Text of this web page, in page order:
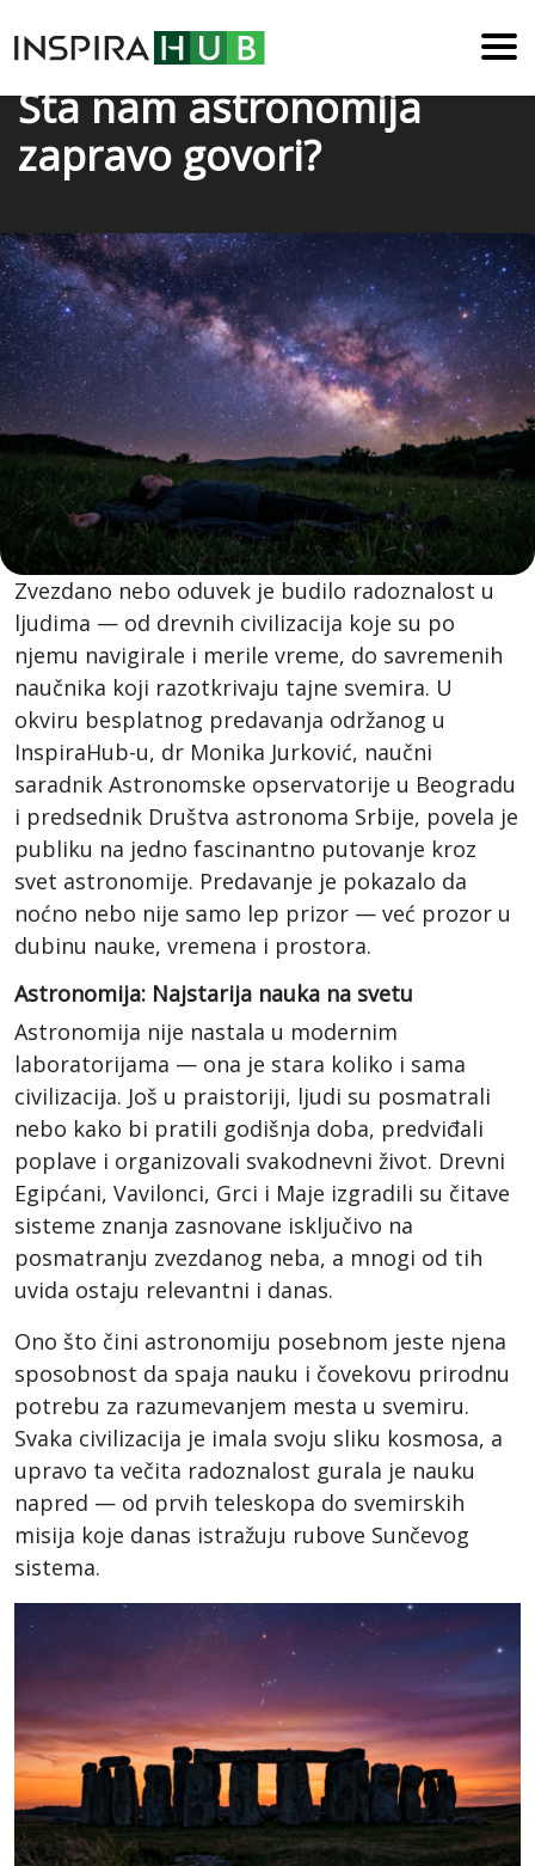
Noćno nebo iznad nas:
Šta nam astronomija
zapravo govori?
Zvezdano nebo oduvek je budilo radoznalost u
ljudima — od drevnih civilizacija koje su po
njemu navigirale i merile vreme, do savremenih
naučnika koji razotkrivaju tajne svemira. U
okviru besplatnog predavanja održanog u
InspiraHub-u, dr Monika Jurković, naučni
saradnik Astronomske opservatorije u Beogradu
i predsednik Društva astronoma Srbije, povela je
publiku na jedno fascinantno putovanje kroz
svet astronomije. Predavanje je pokazalo da
noćno nebo nije samo lep prizor — već prozor u
dubinu nauke, vremena i prostora.
Astronomija: Najstarija nauka na svetu
Astronomija nije nastala u modernim
laboratorijama — ona je stara koliko i sama
civilizacija. Još u praistoriji, ljudi su posmatrali
nebo kako bi pratili godišnja doba, predviđali
poplave i organizovali svakodnevni život. Drevni
Egipćani, Vavilonci, Grci i Maje izgradili su čitave
sisteme znanja zasnovane isključivo na
posmatranju zvezdanog neba, a mnogi od tih
uvida ostaju relevantni i danas.
Ono što čini astronomiju posebnom jeste njena
sposobnost da spaja nauku i čovekovu prirodnu
potrebu za razumevanjem mesta u svemiru.
Svaka civilizacija je imala svoju sliku kosmosa, a
upravo ta večita radoznalost gurala je nauku
napred — od prvih teleskopa do svemirskih
misija koje danas istražuju rubove Sunčevog
sistema.